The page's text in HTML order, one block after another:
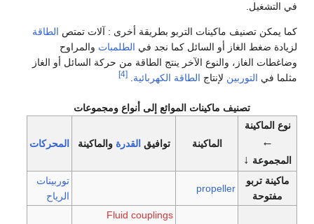
في التشغيل.
كما يمكن تصنيف ماكينات التربو بطريقة أخرى : آلات تمتص الطاقة
لزيادة ضغط الغاز أو السائل كما نجد في الطلمبات والمراوح
وضاغطات الغاز، والنوع الآخر ينتج الطاقة من حركة السائل أو الغاز
مثلما في التوربين لإنتاج الطاقة الكهربائية.
[4]
تصنيف ماكينات الموائع إلى أنواع ومجموعات
نوع الماكينة
←
المجموعة ↓
الماكينة توافيق القدرة والماكينة المحركات
ماكينة تربو
مفتوحة
propeller
توربينات
الرياح
Fluid couplings